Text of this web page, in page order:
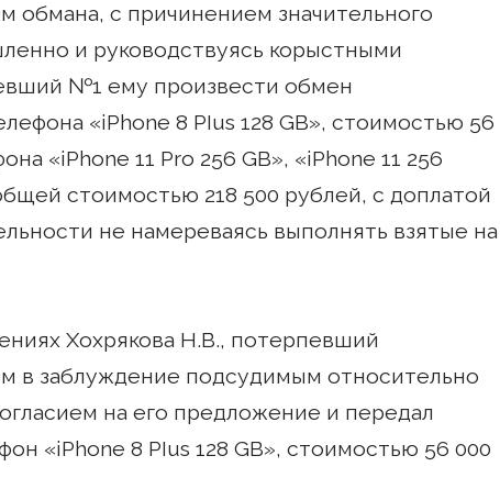
обмана, с причинением значительного
и руководствуясь корыстными
№1 ему произвести обмен
«iPhone 8 PIus 128 GB», стоимостью 56
«iPhone 11 Pro 256 GB», «iPhone 11 256
стоимостью 218 500 рублей, с доплатой
не намереваясь выполнять взятые на
Хохрякова Н.В., потерпевший
в заблуждение подсудимым относительно
на его предложение и передал
«iPhone 8 PIus 128 GB», стоимостью 56 000